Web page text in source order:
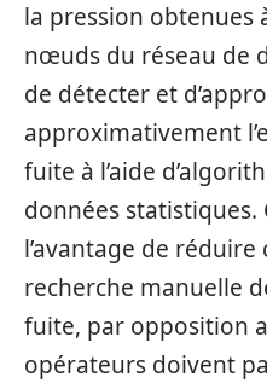
la pression obtenues
nœuds du réseau de
de détecter et
approximativement
fuite à l’aide
données statistiques.
l’avantage de
recherche manuelle
fuite, par opposition
opérateurs doivent